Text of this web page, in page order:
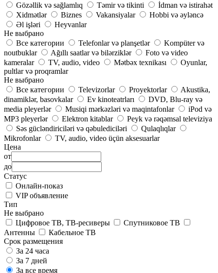
Gözəllik və sağlamlıq
Təmir və tikinti
İdman və istirahət
Xidmətlər
Biznes Vakansiyalar
Hobbi və əyləncə
Əl işləri
Heyvanlar
Не выбрано
Все категории
Telefonlar və planşetlər
Kompüter və
noutbuklar
Ağıllı saatlar və bilərziklər
Foto və video
kameralar
TV, audio, video Mətbəx texnikası
Oyunlar,
pultlar və proqramlar
Не выбрано
Все категории
Televizorlar Proyektorlar
Akustika,
dinamiklər, basovkalar
Ev kinoteatrları
DVD, Blu-ray və
media pleyerlər
Musiqi mərkəzləri və maqintafonlar
iPod və
MP3 pleyerlər
Elektron kitablar
Peyk və rəqəmsal televiziya
Səs gücləndiriciləri və qəbulediciləri
Qulaqlıqlar
Mikrofonlar
TV, audio, video üçün aksesuarlar
Цена
от
до
Статус
Онлайн-показ
VIP объявление
Тип
Не выбрано
Цифровое ТВ, ТВ-ресиверы
Спутниковое ТВ
Антенны
Кабельное ТВ
Срок размещения
За 24 часа
За 7 дней
За все время